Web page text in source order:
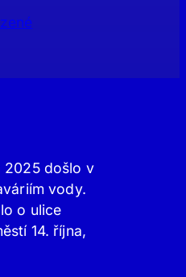
2025 došlo v
vody.
o ulice
14. října,